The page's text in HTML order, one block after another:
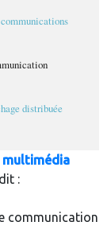
distribuée
multimédia
dit :
communication